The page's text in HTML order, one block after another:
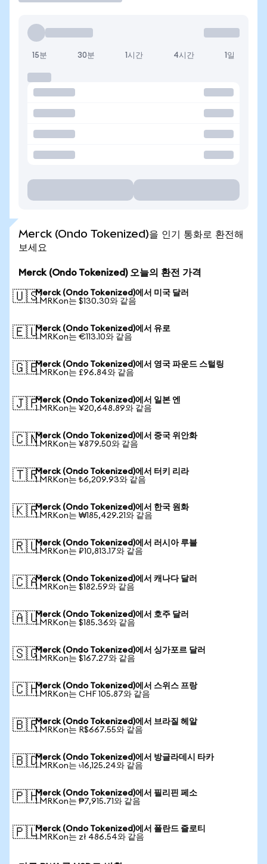
15분 30분 1시간 4시간 1일
Merck (Ondo Tokenized)을 인기 통화로 환전해
보세요
Merck (Ondo Tokenized) 오늘의 환전 가격
🇺🇸Merck (Ondo Tokenized)에서 미국 달러
1 MRKon는 $130.30와 같음
🇪🇺Merck (Ondo Tokenized)에서 유로
1 MRKon는 €113.10와 같음
🇬🇧Merck (Ondo Tokenized)에서 영국 파운드 스털링
1 MRKon는 £96.84와 같음
🇯🇵Merck (Ondo Tokenized)에서 일본 엔
1 MRKon는 ¥20,648.89와 같음
🇨🇳Merck (Ondo Tokenized)에서 중국 위안화
1 MRKon는 ¥879.50와 같음
🇹🇷Merck (Ondo Tokenized)에서 터키 리라
1 MRKon는 ₺6,209.93와 같음
🇰🇷Merck (Ondo Tokenized)에서 한국 원화
1 MRKon는 ₩185,429.21와 같음
🇷🇺Merck (Ondo Tokenized)에서 러시아 루블
1 MRKon는 ₽10,813.17와 같음
🇨🇦Merck (Ondo Tokenized)에서 캐나다 달러
1 MRKon는 $182.59와 같음
🇦🇺Merck (Ondo Tokenized)에서 호주 달러
1 MRKon는 $185.36와 같음
🇸🇬Merck (Ondo Tokenized)에서 싱가포르 달러
1 MRKon는 $167.27와 같음
🇨🇭Merck (Ondo Tokenized)에서 스위스 프랑
1 MRKon는 CHF 105.87와 같음
🇧🇷Merck (Ondo Tokenized)에서 브라질 헤알
1 MRKon는 R$667.55와 같음
🇧🇩Merck (Ondo Tokenized)에서 방글라데시 타카
1 MRKon는 ৳16,125.24와 같음
🇵🇭Merck (Ondo Tokenized)에서 필리핀 페소
1 MRKon는 ₱7,915.71와 같음
🇵🇱Merck (Ondo Tokenized)에서 폴란드 즐로티
1 MRKon는 zł 486.54와 같음